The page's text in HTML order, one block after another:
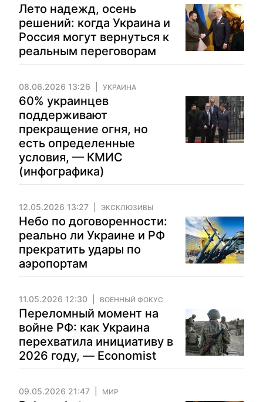
Лето надежд, осень
решений: когда Украина и
Россия могут вернуться к
реальным переговорам
08.06.2026 13:26 УКРАИНА
60% украинцев
поддерживают
прекращение огня, но
есть определенные
условия, — КМИС
(инфографика)
12.05.2026 13:27 ЭКСКЛЮЗИВЫ
Небо по договоренности:
реально ли Украине и РФ
прекратить удары по
аэропортам
11.05.2026 12:30 ВОЕННЫЙ ФОКУС
Переломный момент на
войне РФ: как Украина
перехватила инициативу в
2026 году, — Economist
09.05.2026 21:47 МИР